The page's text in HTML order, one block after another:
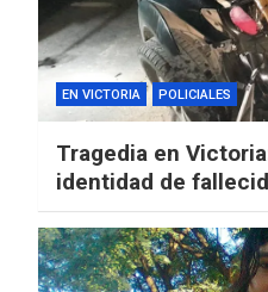
EN VICTORIA POLICIALES
Tragedia en
identidad de